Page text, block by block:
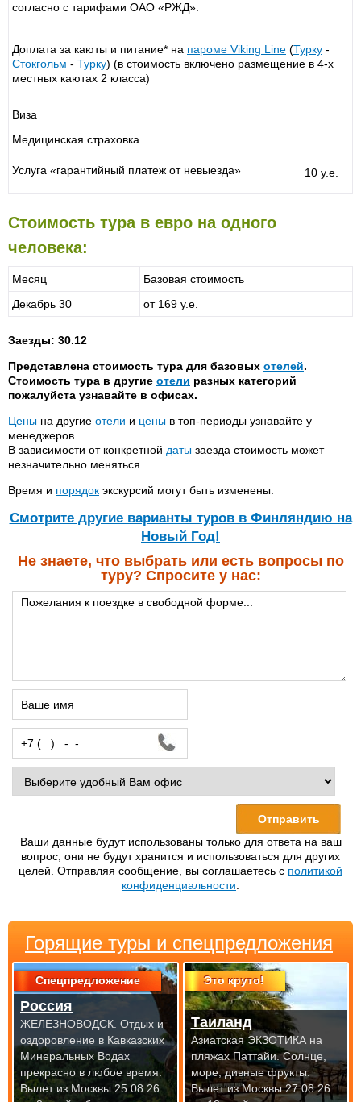
согласно с тарифами ОАО «РЖД».
Доплата за каюты и питание* на пароме Viking Line (Турку -
Стокгольм - Турку) (в стоимость включено размещение в 4-х
местных каютах 2 класса)
Виза
Медицинская страховка
Услуга «гарантийный платеж от невыезда» 10 у.е.
Стоимость тура в евро на одного
человека:
Месяц
Базовая стоимость
Декабрь 30
от 169 у.е.
Заезды: 30.12
Представлена стоимость тура для базовых отелей.
Стоимость тура в другие отели разных категорий
пожалуйста узнавайте в офисах.
Цены на другие отели и цены в топ-периоды узнавайте у
менеджеров
В зависимости от конкретной даты заезда стоимость может
незначительно меняться.
Время и порядок экскурсий могут быть изменены.
Cмотрите другие варианты туров в Финляндию на
Новый Год!
Не знаете, что выбрать или есть вопросы по
туру? Спросите у нас:
Ваши данные будут использованы только для ответа на ваш
вопрос, они не будут хранится и использоваться для других
целей. Отправляя сообщение, вы соглашаетесь с политикой
конфиденциальности
Горящие туры и спецпредложения
Спецпредложение
Россия
ЖЕЛЕЗНОВОДСК. Отдых и
оздоровление в Кавказских
Минеральных Водах
прекрасно в любое время.
Вылет из Москвы 25.08.26
Это круто!
Таиланд
Азиатская ЭКЗОТИКА на
пляжах Паттайи. Солнце,
море, дивные фрукты.
Вылет из Москвы 27.08.26